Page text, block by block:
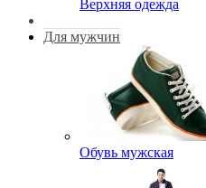
Верхняя одежда
Для мужчин
Обувь мужская